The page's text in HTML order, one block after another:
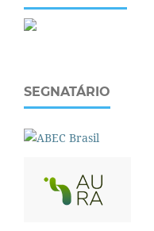
SEGNATÁRIO